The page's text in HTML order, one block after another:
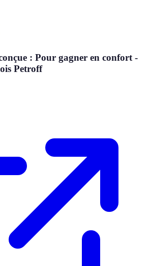
: Pour gagner en confort -
Petroff